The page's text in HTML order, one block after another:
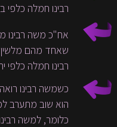
רבינו חמלה כלפי
אח"כ משה רבינו
שאחד מהם
רבינו חמלה כלפי
כשמשה רבינו
הוא שוב מתערב
כלומר, למשה